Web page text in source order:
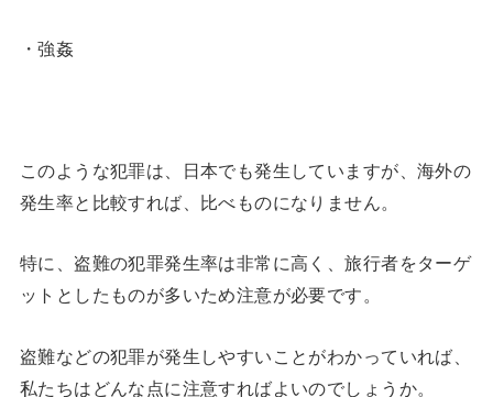
・強姦
このような犯罪は、日本でも発生していますが、海外の
発生率と比較すれば、比べものになりません。
特に、盗難の犯罪発生率は非常に高く、旅行者をターゲ
ットとしたものが多いため注意が必要です。
盗難などの犯罪が発生しやすいことがわかっていれば、
私たちはどんな点に注意すればよいのでしょうか。